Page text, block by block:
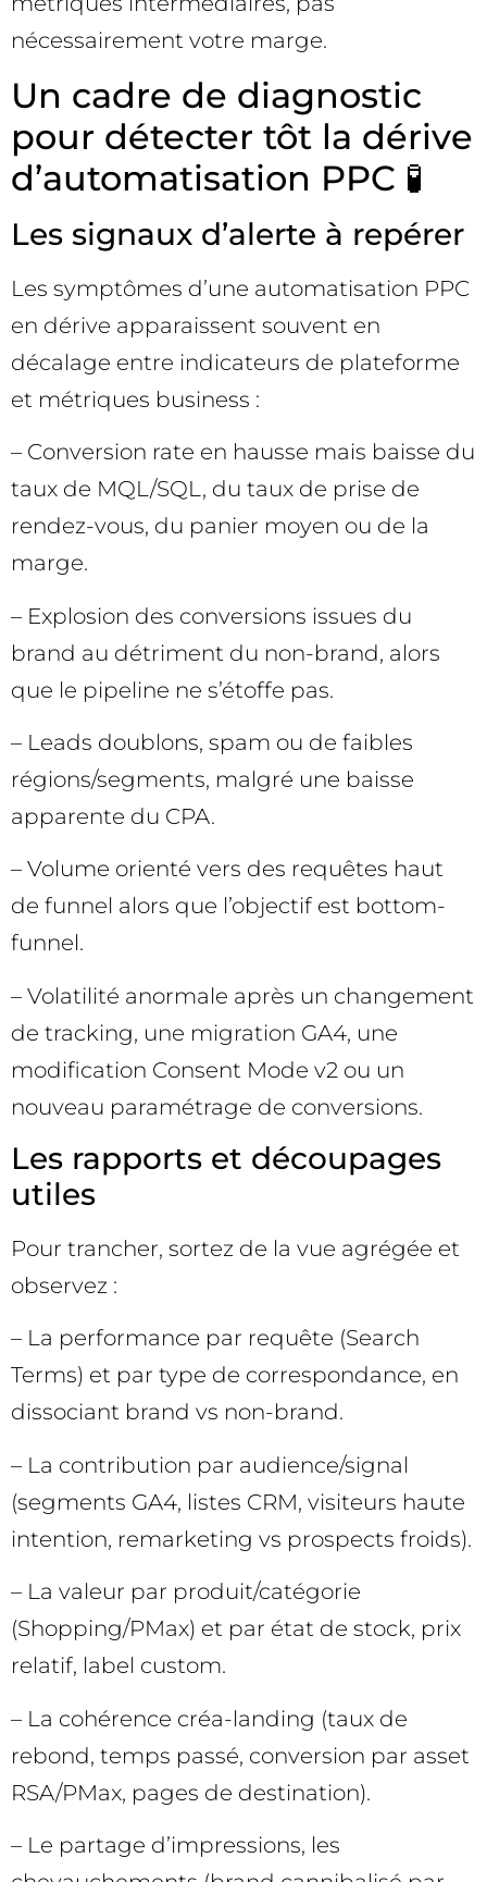
nécessairement votre marge.
Un cadre de diagnostic
pour détecter tôt la dérive
d’automatisation PPC 🧪
Les signaux d’alerte à repérer
Les symptômes d’une automatisation PPC
en dérive apparaissent souvent en
décalage entre indicateurs de plateforme
et métriques business :
– Conversion rate en hausse mais baisse du
taux de MQL/SQL, du taux de prise de
rendez-vous, du panier moyen ou de la
marge.
– Explosion des conversions issues du
brand au détriment du non-brand, alors
que le pipeline ne s’étoffe pas.
– Leads doublons, spam ou de faibles
régions/segments, malgré une baisse
apparente du CPA.
– Volume orienté vers des requêtes haut
de funnel alors que l’objectif est bottom-
funnel.
– Volatilité anormale après un changement
de tracking, une migration GA4, une
modification Consent Mode v2 ou un
nouveau paramétrage de conversions.
Les rapports et découpages
utiles
Pour trancher, sortez de la vue agrégée et
observez :
– La performance par requête (Search
Terms) et par type de correspondance, en
dissociant brand vs non-brand.
– La contribution par audience/signal
(segments GA4, listes CRM, visiteurs haute
intention, remarketing vs prospects froids).
– La valeur par produit/catégorie
(Shopping/PMax) et par état de stock, prix
relatif, label custom.
– La cohérence créa-landing (taux de
rebond, temps passé, conversion par asset
RSA/PMax, pages de destination).
– Le partage d’impressions, les